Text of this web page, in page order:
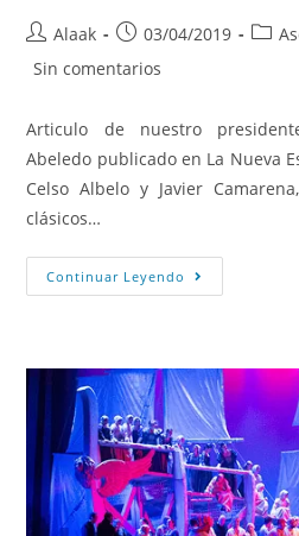
Alaak 03/04/2019
Sin comentarios
Articulo de nuestro
Abeledo publicado en La Nueva
Celso Albelo y Javier
clásicos…
Continuar Leyendo